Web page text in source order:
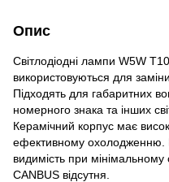
Опис
Світлодіодні лампи W5W
використовуються для
Підходять для габаритних
номерного знака та інших
Керамічний корпус має
ефективному охолодженню.
видимість при мінімальному
CANBUS відсутня.